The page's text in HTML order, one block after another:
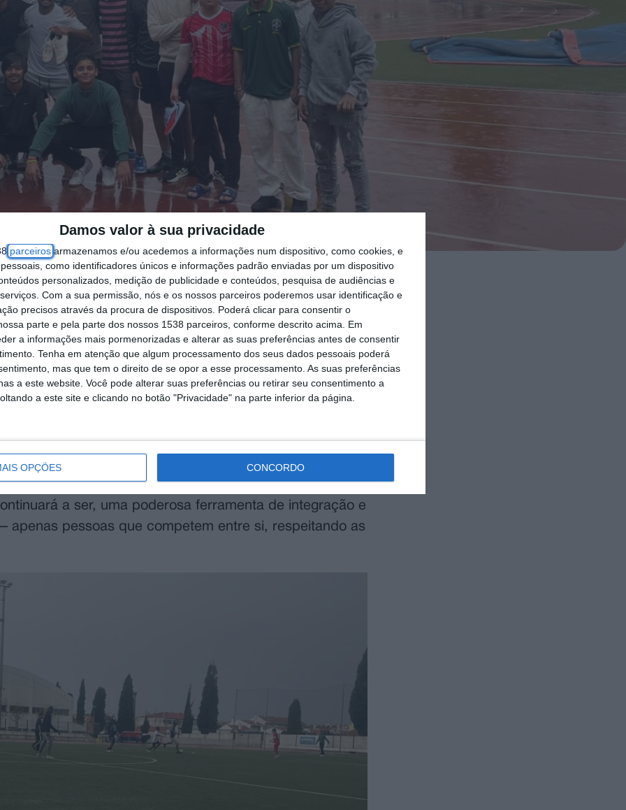
Damos valor à sua privacidade
parceirosarmazenamos e/ou acedemos a informações num dispositivo, como cookies, e
como identificadores únicos e informações padrão enviadas por um dispositivo
personalizados, medição de publicidade e conteúdos, pesquisa de audiências e
Com a sua permissão, nós e os nossos parceiros poderemos usar identificação e
precisos através da procura de dispositivos. Poderá clicar para consentir o
parte e pela parte dos nossos 1538 parceiros, conforme descrito acima. Em
a informações mais pormenorizadas e alterar as suas preferências antes de consentir
Tenha em atenção que algum processamento dos seus dados pessoais poderá
mas que tem o direito de se opor a esse processamento. As suas preferências
a este website. Você pode alterar suas preferências ou retirar seu consentimento a
a este site e clicando no botão "Privacidade" na parte inferior da página.
OPÇÕES CONCORDO
Escolhas API E9G da Associação ProAbraçar, promoveu
imigrantes, reforçando o papel do desporto como espaço
Municipal Alfredo Calado e teve como objetivo estimular a
O encontro contou com a participação de jovens de
jogos informais nos fins de semana no campo de
encontrou no apoio da Câmara Municipal e da
transformar a ideia em realidade. A autarquia acompanhou
a ser, uma poderosa ferramenta de integração e
pessoas que competem entre si, respeitando as